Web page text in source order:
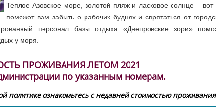
Теплое Азовское море, золотой пляж и ласковое солнце – вот
поможет вам забыть о рабочих буднях и спрятаться от
персонал базы отдыха «Днепровские зори»
у моря.
ПРОЖИВАНИЯ ЛЕТОМ 2021
по указанным номерам.
политике ознакомьтесь с недавней стоимостью